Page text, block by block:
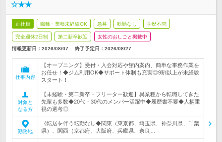
☆★★
正社員 職種・業種未経験OK 急募 転勤なし 学歴不問
完全週休2日制 第二新卒歓迎 女性のおしごと掲載中
情報更新日：2026/08/07 終了予定日： 2026/08/27
仕事内容
【オープニング】受付・入会対応や館内案内、簡単な事務作業を
お任せ！◆ジム利用OK◆サポート体制も充実◎9割以上が未経験
スタート！
対象と
なる方
【未経験・第二新卒・フリーター歓迎】異業種から転職してきた
先輩も多数◆20代・30代のメンバー活躍中◆履歴書不要◆人柄重
視の選考◎
勤務地
《転居を伴う転勤なし◆関東（東京都、埼玉県、神奈川県、千葉
県）、関西（京都府、大阪府、兵庫県、奈良…